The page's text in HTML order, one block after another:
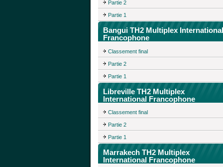
Partie 2
Partie 1
Bangui TH2 Multiplex International
Francophone
Classement final
Partie 2
Partie 1
Libreville TH2 Multiplex
International Francophone
Classement final
Partie 2
Partie 1
Marrakech TH2 Multiplex
International Francophone